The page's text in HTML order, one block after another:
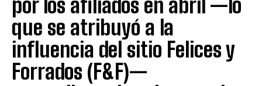
por los afiliados en abril —lo
que se atribuyó a la
influencia del sitio Felices y
Forrados (F&F)—